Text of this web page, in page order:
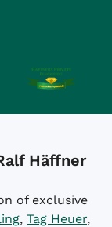
Häffner
of exclusive
, Tag Heuer,